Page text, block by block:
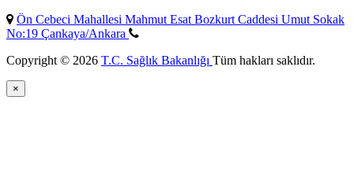
Ön Cebeci Mahallesi Mahmut Esat Bozkurt Caddesi Umut Sokak
No:19 Çankaya/Ankara
Copyright © 2026 T.C. Sağlık Bakanlığı Tüm hakları saklıdır.
×